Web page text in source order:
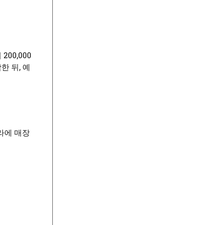
200,000
뒤, 예
에 매장